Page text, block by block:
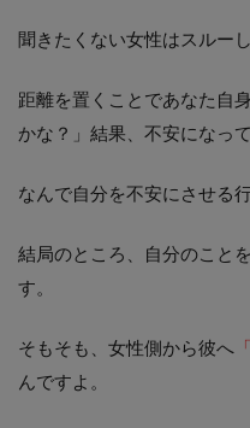
聞きたくない女性はスルー
距離を置くことであなた自
かな？」結果、不安になっ
なんで自分を不安にさせる
結局のところ、自分のこと
す。
そもそも、女性側から彼へ
んですよ。